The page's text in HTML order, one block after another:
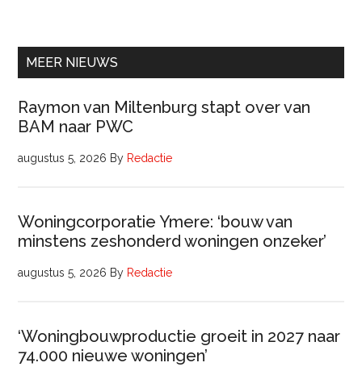
uur)
MEER NIEUWS
Raymon van Miltenburg stapt over van
BAM naar PWC
augustus 5, 2026 By Redactie
Woningcorporatie Ymere: ‘bouw van
minstens zeshonderd woningen onzeker’
augustus 5, 2026 By Redactie
‘Woningbouwproductie groeit in 2027 naar
74.000 nieuwe woningen’